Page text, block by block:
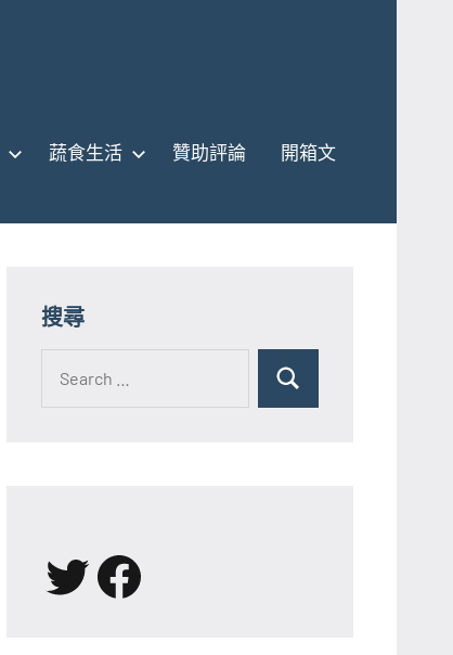
蔬食生活 贊助評論 開箱文
搜尋
for:
Search
X Facebook